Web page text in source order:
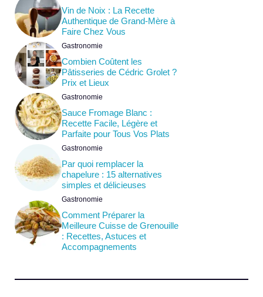
Vin de Noix : La Recette
Authentique de Grand-Mère à
Faire Chez Vous
Gastronomie
Combien Coûtent les
Pâtisseries de Cédric Grolet ?
Prix et Lieux
Gastronomie
Sauce Fromage Blanc :
Recette Facile, Légère et
Parfaite pour Tous Vos Plats
Gastronomie
Par quoi remplacer la
chapelure : 15 alternatives
simples et délicieuses
Gastronomie
Comment Préparer la
Meilleure Cuisse de Grenouille
: Recettes, Astuces et
Accompagnements